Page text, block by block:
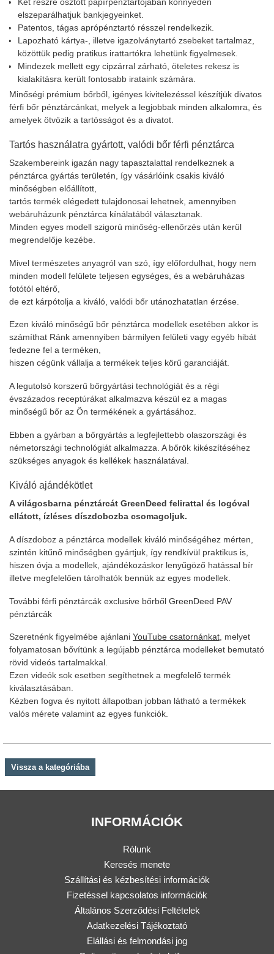
Két részre osztott papírpénztartójában könnyedén
elszeparálhatjuk bankjegyeinket.
Patentos, tágas aprópénztartó résszel rendelkezik.
Lapozható kártya-, illetve igazolványtartó zsebeket tartalmaz,
közöttük pedig pratikus irattartókra lehetünk figyelmesek.
Mindezek mellett egy cipzárral zárható, öteletes rekesz is
kialakításra került fontosabb irataink számára.
Minőségi prémium bőrből, igényes kivitelezéssel készítjük divatos
férfi bőr pénztárcánkat, melyek a legjobbak minden alkalomra, és
amelyek ötvözik a tartósságot és a divatot.
Tartós használatra gyártott, valódi bőr férfi pénztárca
Szakembereink igazán nagy tapasztalattal rendelkeznek a
pénztárca gyártás területén, így vásárlóink csakis kiváló
minőségben előállított,
tartós termék elégedett tulajdonosai lehetnek, amennyiben
webáruházunk pénztárca kínálatából választanak.
Minden egyes modell szigorú minőség-ellenőrzés után kerül
megrendelője kezébe.
Mivel természetes anyagról van szó, így előfordulhat, hogy nem
minden modell felülete teljesen egységes, és a webáruházas
fotótól eltérő,
de ezt kárpótolja a kiváló, valódi bőr utánozhatatlan érzése.
Ezen kiváló minőségű bőr pénztárca modellek esetében akkor is
számíthat Ránk amennyiben bármilyen felületi vagy egyéb hibát
fedezne fel a terméken,
hiszen cégünk vállalja a termékek teljes körű garanciáját.
A legutolsó korszerű bőrgyártási technológiát és a régi
évszázados receptúrákat alkalmazva készül ez a magas
minőségű bőr az Ön termékének a gyártásához.
Ebben a gyárban a bőrgyártás a legfejlettebb olaszországi és
németországi technológiát alkalmazza. A bőrök kikészítéséhez
szükséges anyagok és kellékek használatával.
Kiváló ajándékötlet
A világosbarna pénztárcát GreenDeed felirattal és logóval
ellátott, ízléses díszdobozba csomagoljuk.
A díszdoboz a pénztárca modellek kiváló minőségéhez mérten,
szintén kitűnő minőségben gyártjuk, így rendkívül praktikus is,
hiszen óvja a modellek, ajándékozáskor lenyűgöző hatással bír
illetve megfelelően tárolhatók bennük az egyes modellek.
További férfi pénztárcák exclusive bőrből GreenDeed PAV
pénztárcák
Szeretnénk figyelmébe ajánlani YouTube csatornánkat, melyet
folyamatosan bővítünk a legújabb pénztárca modelleket bemutató
rövid videós tartalmakkal.
Ezen videók sok esetben segíthetnek a megfelelő termék
kiválasztásában.
Kézben fogva és nyitott állapotban jobban látható a termékek
valós mérete valamint az egyes funkciók.
Vissza a kategóriába
INFORMÁCIÓK
Rólunk
Keresés menete
Szállítási és kézbesítési információk
Fizetéssel kapcsolatos információk
Általános Szerződési Feltételek
Adatkezelési Tájékoztató
Elállási és felmondási jog